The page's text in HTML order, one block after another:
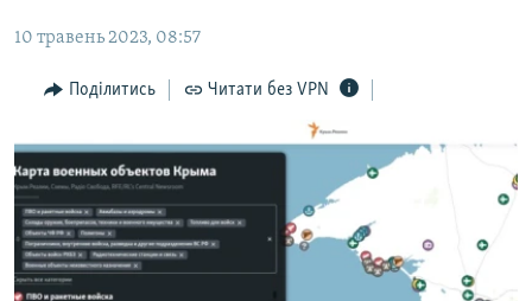
до
ІНТЕРВ'Ю
ВСЕ ЗА ДЕНЬ
СПЕЦПРОЕКТИ
ДЕПОРТАЦІЯ
ВІДЕОУРОКИ «ELIFBE»
СВІДЧЕННЯ ОКУПАЦІЇ
ЯК ОБІЙТИ БЛОКУВАННЯ
Русский
Qırımtatar
10 травень 2023, 08:57
Поділитись Читати без VPN